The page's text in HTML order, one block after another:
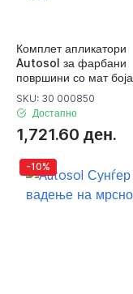
Комплет апликатори
Autosol за фарбани
површини со мат боја
SKU: 30 000850
Достапно
1,721.60 ден.
-10%